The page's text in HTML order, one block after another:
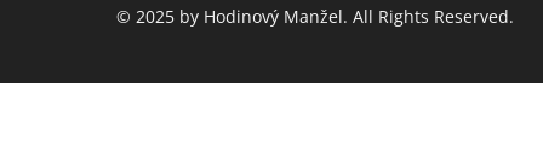
© 2025 by Hodinový Manžel. All Rights Reserved.